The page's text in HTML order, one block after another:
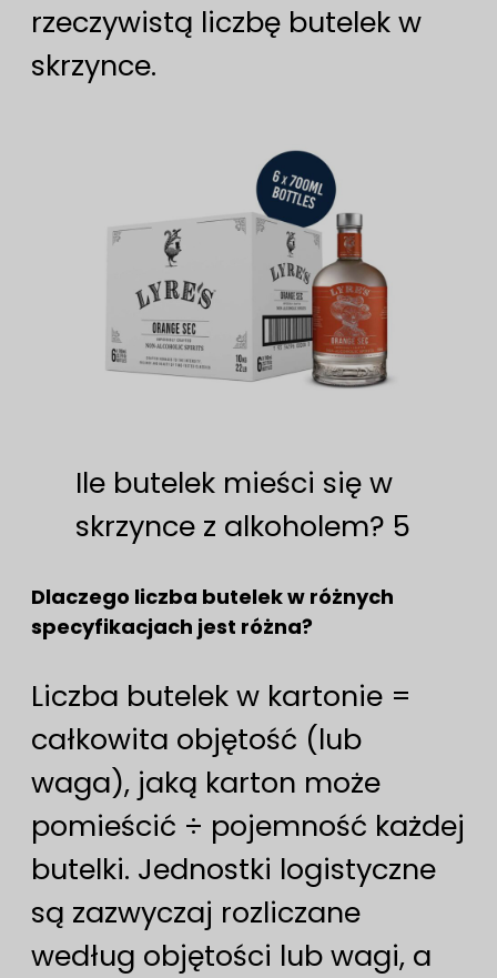
rzeczywistą liczbę butelek w
skrzynce.
Ile butelek mieści się w
skrzynce z alkoholem? 5
Dlaczego liczba butelek w różnych
specyfikacjach jest różna?
Liczba butelek w kartonie =
całkowita objętość (lub
waga), jaką karton może
pomieścić ÷ pojemność każdej
butelki. Jednostki logistyczne
są zazwyczaj rozliczane
według objętości lub wagi, a